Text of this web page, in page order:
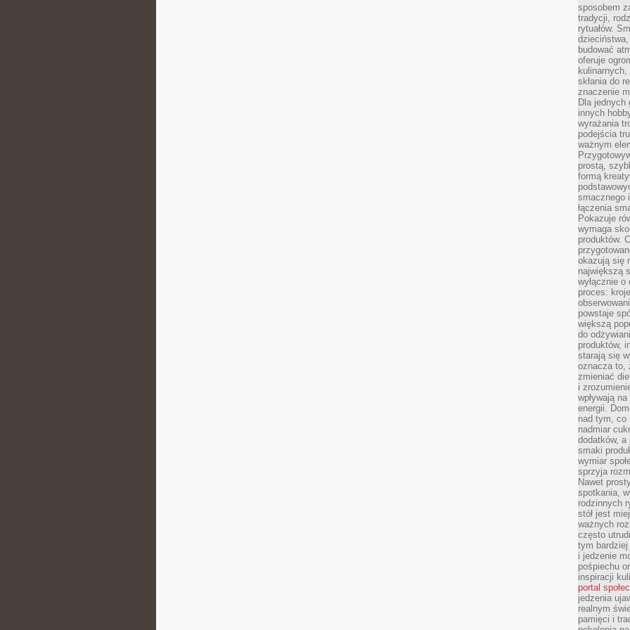
sposobem
tradycji,
rytuałów.
budować
oferuje
skłania do
znaczenie
Dla jednych
innych
wyrażania
podejścia
ważnym
prostą,
formą
smacznego
łączenia
Pokazuje
wymaga
produktów.
okazują się
największą
wyłącznie
proces:
powstaje
większą
do
produktów,
starają się
oznacza to,
zmieniać
i
wpływają
energii.
nad tym, co
nadmiar
dodatków, a
smaki
wymiar
sprzyja
Nawet
spotkania,
rodzinnych
stół jest
ważnych
często
tym bardziej
i jedzenie
pośpiechu
inspiracji
portal
jedzenia
realnym
pamięci i